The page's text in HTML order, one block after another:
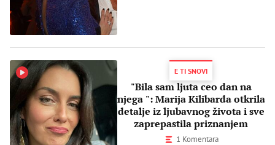
E TI SNOVI
"Bila sam ljuta ceo dan na
njega ": Marija Kilibarda otkrila
detalje iz ljubavnog života i sve
zaprepastila priznanjem
1 Komentara